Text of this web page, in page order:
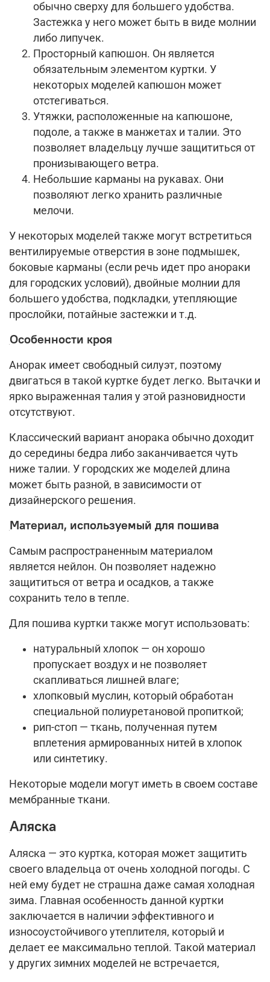
обычно сверху для большего удобства.
Застежка у него может быть в виде молнии
либо липучек.
Просторный капюшон. Он является
обязательным элементом куртки. У
некоторых моделей капюшон может
отстегиваться.
Утяжки, расположенные на капюшоне,
подоле, а также в манжетах и талии. Это
позволяет владельцу лучше защититься от
пронизывающего ветра.
Небольшие карманы на рукавах. Они
позволяют легко хранить различные
мелочи.
У некоторых моделей также могут встретиться
вентилируемые отверстия в зоне подмышек,
боковые карманы (если речь идет про анораки
для городских условий), двойные молнии для
большего удобства, подкладки, утепляющие
прослойки, потайные застежки и т.д.
Особенности кроя
Анорак имеет свободный силуэт, поэтому
двигаться в такой куртке будет легко. Вытачки и
ярко выраженная талия у этой разновидности
отсутствуют.
Классический вариант анорака обычно доходит
до середины бедра либо заканчивается чуть
ниже талии. У городских же моделей длина
может быть разной, в зависимости от
дизайнерского решения.
Материал, используемый для пошива
Самым распространенным материалом
является нейлон. Он позволяет надежно
защититься от ветра и осадков, а также
сохранить тело в тепле.
Для пошива куртки также могут использовать:
натуральный хлопок — он хорошо
пропускает воздух и не позволяет
скапливаться лишней влаге;
хлопковый муслин, который обработан
специальной полиуретановой пропиткой;
рип-стоп — ткань, полученная путем
вплетения армированных нитей в хлопок
или синтетику.
Некоторые модели могут иметь в своем составе
мембранные ткани.
Аляска
Аляска — это куртка, которая может защитить
своего владельца от очень холодной погоды. С
ней ему будет не страшна даже самая холодная
зима. Главная особенность данной куртки
заключается в наличии эффективного и
износоустойчивого утеплителя, который и
делает ее максимально теплой. Такой материал
у других зимних моделей не встречается,